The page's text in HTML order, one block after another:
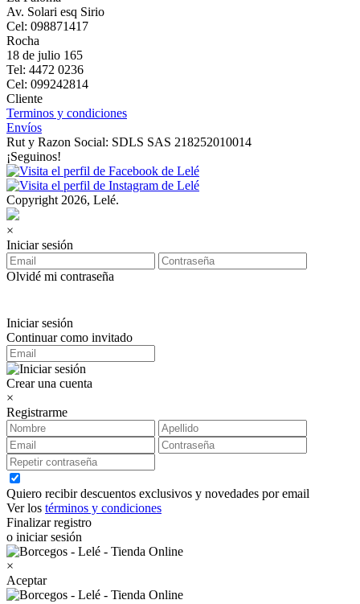
Av. Solari esq Sirio
Cel: 098871417
Rocha
18 de julio 165
Tel: 4472 0236
Cel: 099242814
Cliente
Terminos y condiciones
Envíos
Rut y Razon Social: SDLS SAS 218252010014
¡Seguinos!
Copyright 2026, Lelé.
×
Iniciar sesión
Olvidé mi contraseña
Iniciar sesión
Continuar como invitado
Crear una cuenta
×
Registrarme
Quiero recibir descuentos exclusivos y novedades por email
Ver los términos y condiciones
Finalizar registro
o iniciar sesión
×
Aceptar